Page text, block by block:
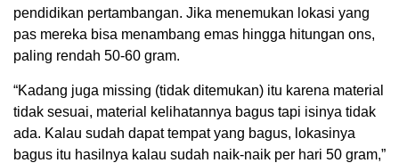
pendidikan pertambangan. Jika menemukan lokasi yang
pas mereka bisa menambang emas hingga hitungan ons,
paling rendah 50-60 gram.
“Kadang juga missing (tidak ditemukan) itu karena material
tidak sesuai, material kelihatannya bagus tapi isinya tidak
ada. Kalau sudah dapat tempat yang bagus, lokasinya
bagus itu hasilnya kalau sudah naik-naik per hari 50 gram,”